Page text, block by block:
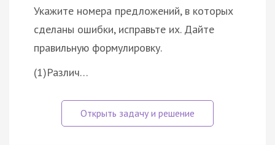
Укажите номера предложений, в которых
сделаны ошибки, исправьте их. Дайте
правильную формулировку.
(1)Различ…